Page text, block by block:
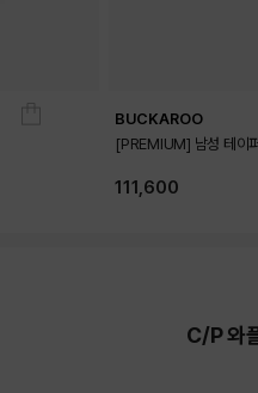
BUCKAROO
[PREMIUM] 남성 테이
111,600
C/P 와